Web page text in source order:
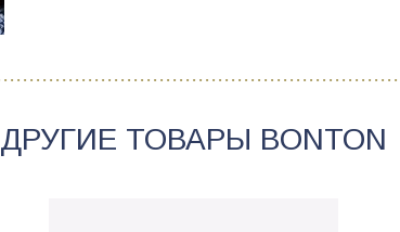
ДРУГИЕ ТОВАРЫ BONTON